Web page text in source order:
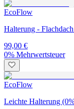
EcoFlow
Halterung -
99,00 €
0% Mehrwertsteuer
EcoFlow
Leichte Halterung